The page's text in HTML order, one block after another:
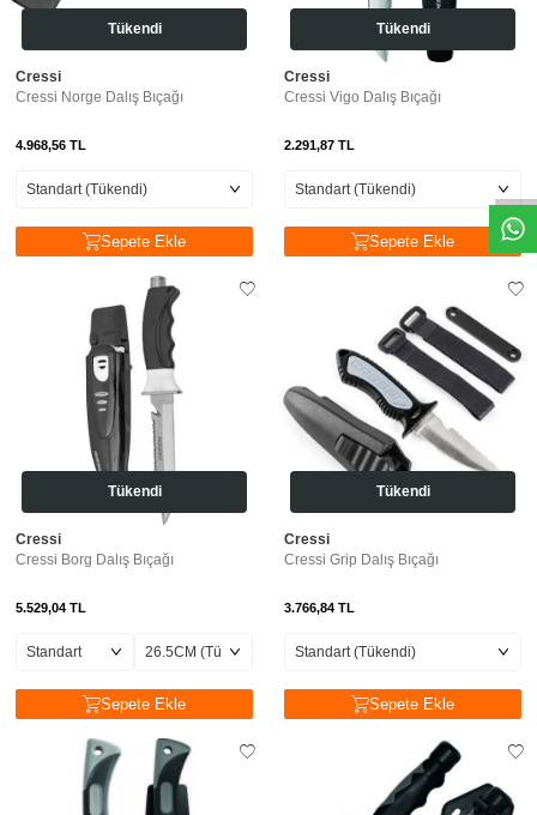
Tükendi
Cressi
Cressi Norge Dalış Bıçağı
4.968,56 TL
Sepete Ekle
Tükendi
Cressi
Cressi Vigo Dalış Bıçağı
2.291,87 TL
Sepete Ekle
Tükendi
Cressi
Cressi Borg Dalış Bıçağı
5.529,04 TL
Sepete Ekle
Tükendi
Cressi
Cressi Grip Dalış Bıçağı
3.766,84 TL
Sepete Ekle